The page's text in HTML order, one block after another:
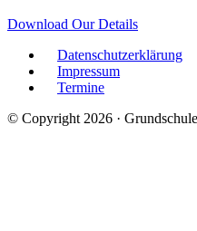
Download Our Details
Datenschutzerklärung
Impressum
Termine
© Copyright 2026 ·